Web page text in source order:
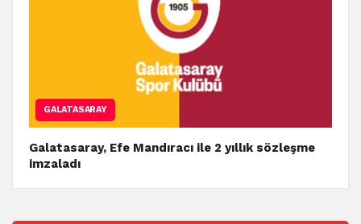
GALATASARAY
Galatasaray, Efe Mandıracı ile 2 yıllık sözleşme
imzaladı